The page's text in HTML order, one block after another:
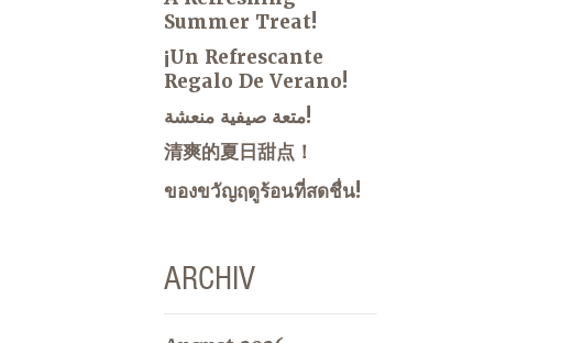
Summer Treat!
¡Un Refrescante
Regalo De Verano!
متعة صيفية منعشة!
清爽的夏日甜点！
ของขวัญฤดูร้อนที่สดชื่น!
ARCHIV